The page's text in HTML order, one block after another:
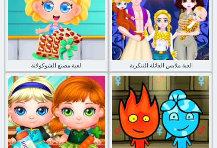
لعبة مصنع الشوكولاتة لعبة ملابس العائلة التنكرية